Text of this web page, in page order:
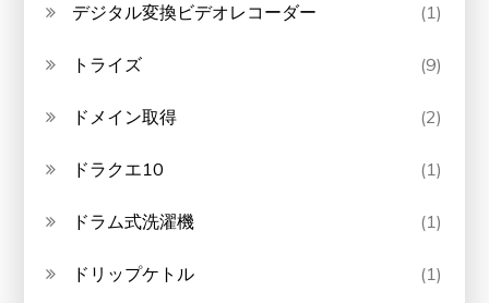
デジタル変換ビデオレコーダー (1)
トライズ (9)
ドメイン取得 (2)
ドラクエ10 (1)
ドラム式洗濯機 (1)
ドリップケトル (1)